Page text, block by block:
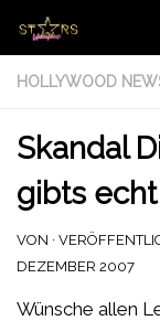
Zum Inhalt
HOLLYWOOD
Skandal
gibts
VON ·
DEZEMBER 2007
Wünsche allen